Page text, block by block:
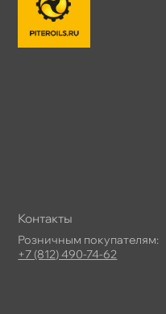
Контакты
Розничным покупателям:
+7 (812) 490-74-62